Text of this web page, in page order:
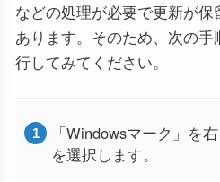
などの処理が必要で更新が
あります。そのため、次の手
行してみてください。
「Windowsマーク」を
を選択します。